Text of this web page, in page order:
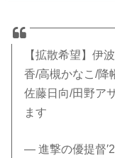
【拡散希望】伊
香/高槻かなこ/降
佐藤日向/田野ア
ます
— 進撃の優提督